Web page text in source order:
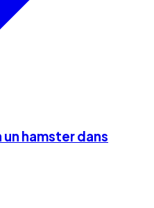
hamster dans